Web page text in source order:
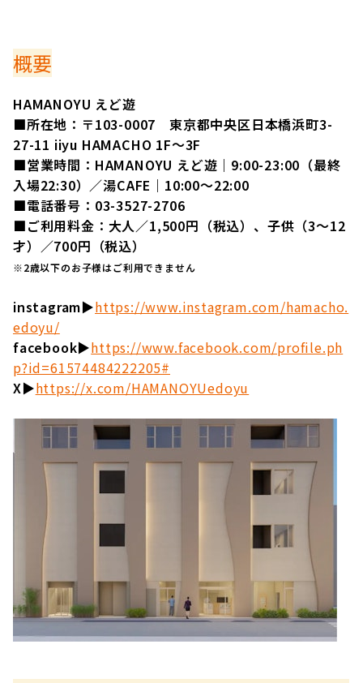
概要
HAMANOYU えど遊
■所在地：〒103-0007 東京都中央区日本橋浜町3-
27-11 iiyu HAMACHO 1F～3F
■営業時間：HAMANOYU えど遊｜9:00-23:00（最終
入場22:30）／湯CAFE｜10:00～22:00
■電話番号：03-3527-2706
■ご利用料金：大人／1,500円（税込）、子供（3～12
才）／700円（税込）
※2歳以下のお子様はご利用できません
instagram▶︎https://www.instagram.com/hamacho.
edoyu/
facebook▶︎https://www.facebook.com/profile.ph
p?id=61574484222205#
X▶︎https://x.com/HAMANOYUedoyu